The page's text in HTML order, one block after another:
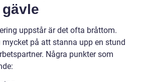
uppstår är det ofta bråttom.
på att stanna upp en stund
Några punkter som